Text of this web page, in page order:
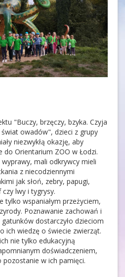
"Buczy, brzęczy, bzyka. Czyja
owadów", dzieci z grupy
niezwykłą okazję, aby
do Orientarium ZOO w Łodzi.
mali odkrywcy mieli
z niecodziennymi
jak słoń, zebry, papugi,
lwy i tygrysy.
tylko wspaniałym przeżyciem,
Poznawanie zachowań i
dostarczyło dzieciom
ich wiedzę o świecie zwierząt.
nie tylko edukacyjną
doświadczeniem,
pozostanie w ich pamięci.